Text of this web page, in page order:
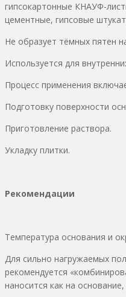
гипсокартонные КНАУФ-
цементные, гипсовые
Не образует тёмных пятен
Используется для
Процесс применения
Подготовку поверхности
Приготовление раствора.
Укладку плитки.
Рекомендации
Температура основания и
Для сильно нагружаемых
рекомендуется
наносится как на